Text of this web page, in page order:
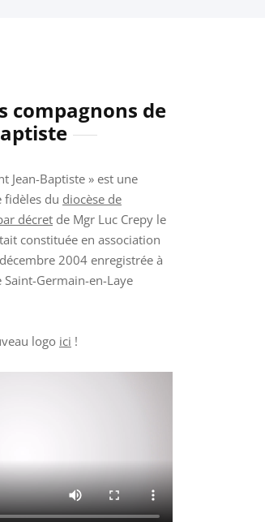
compagnons de
Jean-Baptiste » est une
fidèles du diocèse de
décret de Mgr Luc Crepy le
constituée en association
2004 enregistrée à
Germain-en-Laye
logo ici !